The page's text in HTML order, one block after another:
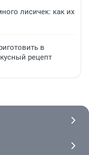
лисичек: как их
в
рецепт